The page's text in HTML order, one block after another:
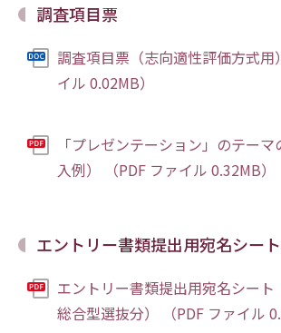
調査項目票
調査項目票（志向適性評価方式用
イル 0.02MB）
「プレゼンテーション」のテー
入例） （PDF ファイル 0.32MB）
エントリー書類提出用宛名シート
エントリー書類提出用宛名シート
総合型選抜分） （PDF ファイル